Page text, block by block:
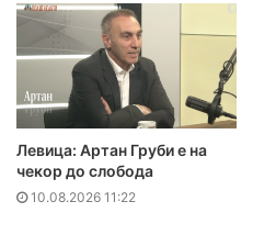
Левица: Артан Груби е на
чекор до слобода
10.08.2026 11:22